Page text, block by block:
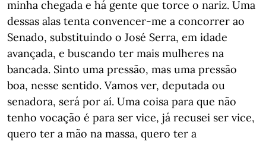
minha chegada e há gente que torce o nariz. Uma
dessas alas tenta convencer-me a concorrer ao
Senado, substituindo o José Serra, em idade
avançada, e buscando ter mais mulheres na
bancada. Sinto uma pressão, mas uma pressão
boa, nesse sentido. Vamos ver, deputada ou
senadora, será por aí. Uma coisa para que não
tenho vocação é para ser vice, já recusei ser vice,
quero ter a mão na massa, quero ter a